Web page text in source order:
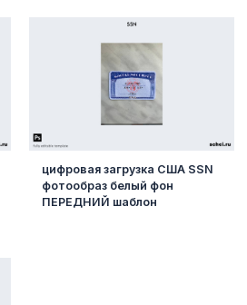
цифровая загрузка США SSN
фотообраз белый фон
ПЕРЕДНИЙ шаблон